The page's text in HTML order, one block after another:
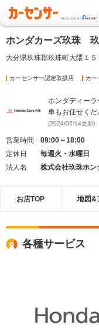
ホンダカーズ玖珠
大分県玖珠郡玖珠町大隈１５
カーセンサー認定取扱店 カー
ホンダディー
車もお任せくだ
(2024/05/14更新)
営業時間
09:00～18:00
定休日
毎週火・水曜日
法人名
株式会社玖珠ホン
お店TOP 地図&
各種サービス